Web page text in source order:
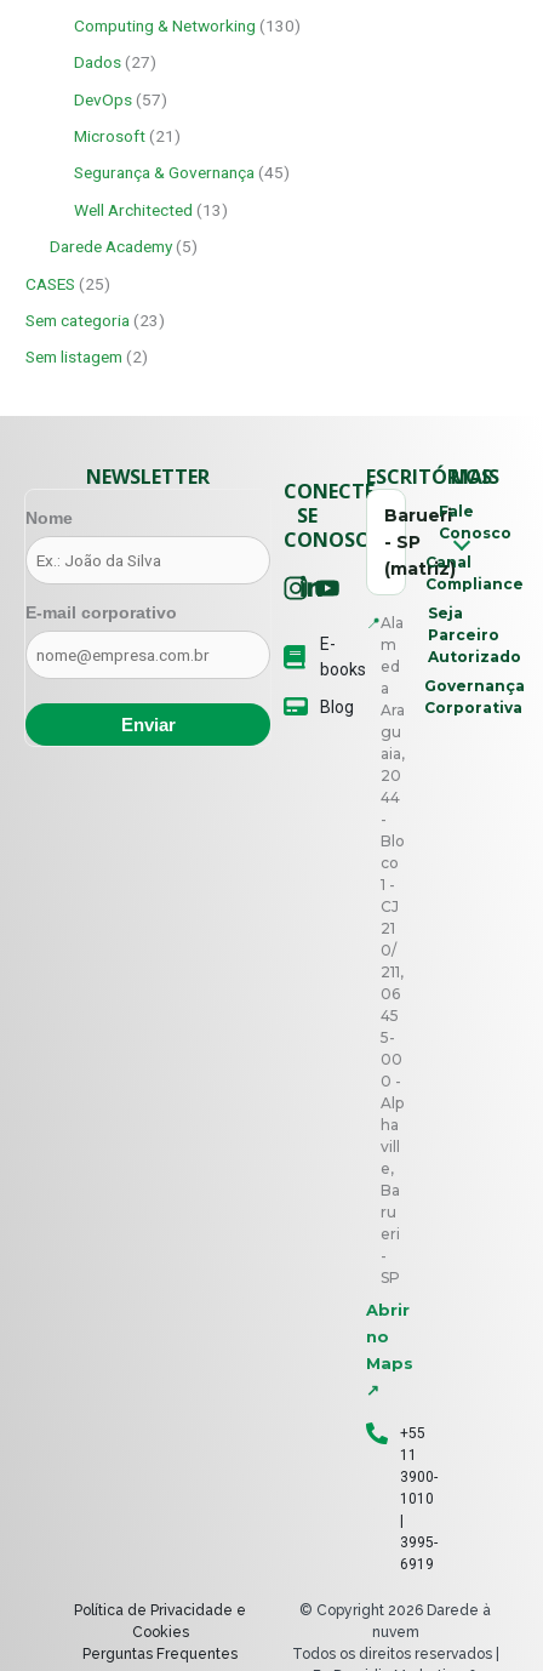
Computing & Networking (130)
Dados (27)
DevOps (57)
Microsoft (21)
Segurança & Governança (45)
Well Architected (13)
Darede Academy(5)
CASES (25)
Sem categoria (23)
Sem listagem (2)
CONECTE-
SE
CONOSCO
E-
books
Blog
ESCRITÓRIOS
Barueri
- SP
(matriz)
📍Ala
m
ed
a
Ara
gu
aia,
20
44
-
Blo
co
1 -
CJ
21
0/
211,
06
45
5-
00
0 -
Alp
ha
vill
e,
Ba
ru
eri
-
SP
Abrir
no
Maps
↗
+55
11
3900-
1010
|
3995-
6919
MAIS
Fale
Conosco
Canal
Compliance
Seja
Parceiro
Autorizado
Governança
Corporativa
NEWSLETTER
Nome
E-mail corporativo
Política de Privacidade e
Cookies
Perguntas Frequentes
© Copyright 2026 Darede à
nuvem
Todos os direitos reservados |